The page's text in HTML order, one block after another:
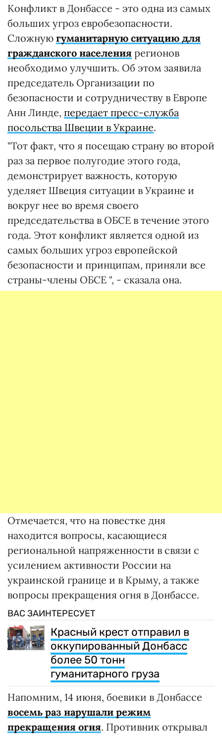
Конфликт в Донбассе - это одна из самых
больших угроз евробезопасности.
Сложную гуманитарную ситуацию для
гражданского населения регионов
необходимо улучшить. Об этом заявила
председатель Организации по
безопасности и сотрудничеству в Европе
Анн Линде, передает пресс-служба
посольства Швеции в Украине.
"Тот факт, что я посещаю страну во второй
раз за первое полугодие этого года,
демонстрирует важность, которую
уделяет Швеция ситуации в Украине и
вокруг нее во время своего
председательства в ОБСЕ в течение этого
года. Этот конфликт является одной из
самых больших угроз европейской
безопасности и принципам, приняли все
страны-члены ОБСЕ ", - сказала она.
Отмечается, что на повестке дня
находится вопросы, касающиеся
региональной напряженности в связи с
усилением активности России на
украинской границе и в Крыму, а также
вопросы прекращения огня в Донбассе.
ВАС ЗАИНТЕРЕСУЕТ
Красный крест отправил в
оккупированный Донбасс
более 50 тонн
гуманитарного груза
Напомним, 14 июня, боевики в Донбассе
восемь раз нарушали режим
прекращения огня. Противник открывал